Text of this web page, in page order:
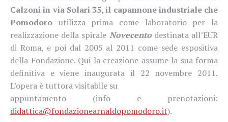
Calzoni in via Solari 35, il capannone industriale che
Pomodoro utilizza prima come laboratorio per la
realizzazione della spirale Novecentodestinata all’EUR
di Roma, e poi dal 2005 al 2011 come sede espositiva
della Fondazione. Qui la creazione assume la sua forma
definitiva e viene inaugurata il 22 novembre 2011.
L’opera è tuttora visitabile su
appuntamento (info e prenotazioni:
didattica@fondazionearnaldopomodoro.it).